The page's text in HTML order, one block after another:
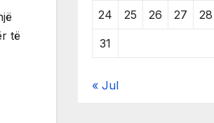
të
24 25 26 27 28
31
« Jul